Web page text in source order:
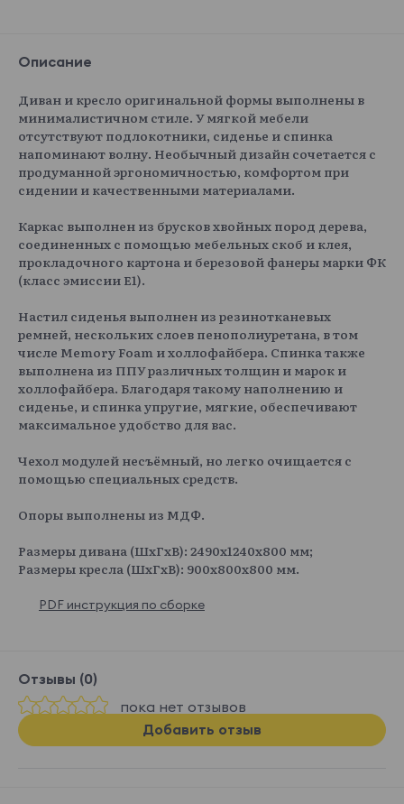
Esckimo 01 Esckimo 02 Esckimo 03 Esckimo 04
Esckimo 05
Описание
Диван и кресло оригинальной формы выполнены в
минималистичном стиле. У мягкой мебели
отсутствуют подлокотники, сиденье и спинка
напоминают волну. Необычный дизайн сочетается с
продуманной эргономичностью, комфортом при
сидении и качественными материалами.
Каркас выполнен из брусков хвойных пород дерева,
соединенных с помощью мебельных скоб и клея,
прокладочного картона и березовой фанеры марки ФК
(класс эмиссии E1).
Настил сиденья выполнен из резинотканевых
ремней, нескольких слоев пенополиуретана, в том
числе Memory Foam и холлофайбера. Спинка также
выполнена из ППУ различных толщин и марок и
холлофайбера. Благодаря такому наполнению и
сиденье, и спинка упругие, мягкие, обеспечивают
максимальное удобство для вас.
Чехол модулей несъёмный, но легко очищается с
помощью специальных средств.
Опоры выполнены из МДФ.
Размеры дивана (ШxГxВ): 2490x1240x800 мм;
Размеры кресла (ШxГxВ): 900x800x800 мм.
PDF инструкция по сборке
Отзывы (0)
пока нет отзывов
Добавить отзыв